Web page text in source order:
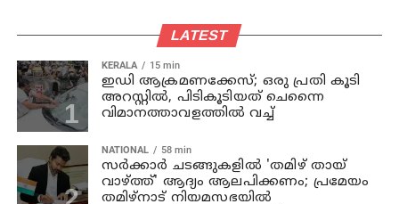
LATEST
KERALA 15 min
ഇഡി ആക്രമണക്കേസ്; ഒരു പ്രതി കൂടി
അറസ്റ്റില്‍, പിടികൂടിയത് ചെന്നൈ
വിമാനത്താവളത്തില്‍ വച്ച്
NATIONAL 58 min
സര്‍ക്കാര്‍ ചടങ്ങുകളില്‍ 'തമിഴ് തായ്
വാഴ്ത്ത്' ആദ്യം ആലപിക്കണം; പ്രമേയം
തമിഴ്നാട് നിയമസഭയില്‍